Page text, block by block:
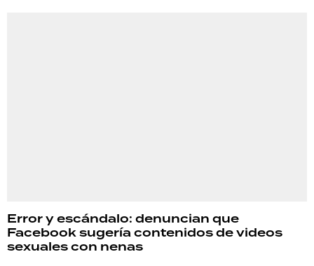
Error y escándalo: denuncian que
Facebook sugería contenidos de videos
sexuales con nenas